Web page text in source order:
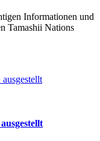
Informationen und
Tamashii Nations